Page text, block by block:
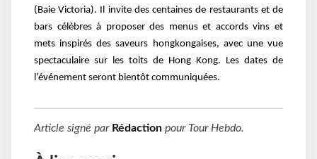
(Baie Victoria). Il invite des centaines de restaurants et de
bars célèbres à proposer des menus et accords vins et
mets inspirés des saveurs hongkongaises, avec une vue
spectaculaire sur les toits de Hong Kong. Les dates de
l’événement seront bientôt communiquées.
Article signé par Rédaction pour Tour Hebdo.